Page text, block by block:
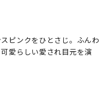
ピンクをひとさじ。ふんわ
愛らしい愛され目元を演